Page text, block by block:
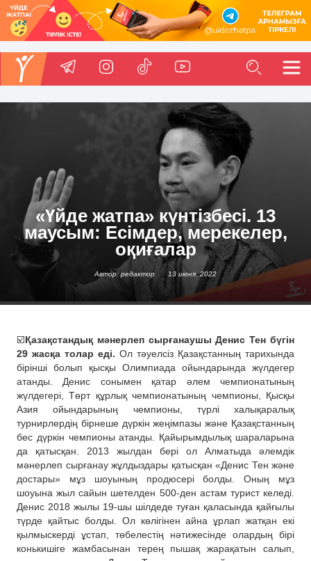
«Үйде жатпа» күнтізбесі. 13
маусым: Есімдер, мерекелер,
оқиғалар
Автор: редактор 13 июня, 2022
☑️Қазақстандық мәнерлеп сырғанаушы Денис Тен бүгін
29 жасқа толар еді. Ол тәуелсіз Қазақстанның тарихында
бірінші болып қысқы Олимпиада ойындарында жүлдегер
атанды. Денис сонымен қатар әлем чемпионатының
жүлдегері, Төрт құрлық чемпионатының чемпионы, Қысқы
Азия ойындарының чемпионы, түрлі халықаралық
турнирлердің бірнеше дүркін жеңімпазы және Қазақстанның
бес дүркін чемпионы атанды. Қайырымдылық шараларына
да қатысқан. 2013 жылдан бері ол Алматыда әлемдік
мәнерлеп сырғанау жұлдыздары қатысқан «Денис Тен және
достары» мұз шоуының продюсері болды. Оның мұз
шоуына жыл сайын шетелден 500-ден астам турист келеді.
Денис 2018 жылы 19-шы шілдеде туған қаласында қайғылы
түрде қайтыс болды. Ол көлігінен айна ұрлап жатқан екі
қылмыскерді ұстап, төбелестің нәтижесінде олардың бірі
конькишіге жамбасынан терең пышақ жарақатын салып,